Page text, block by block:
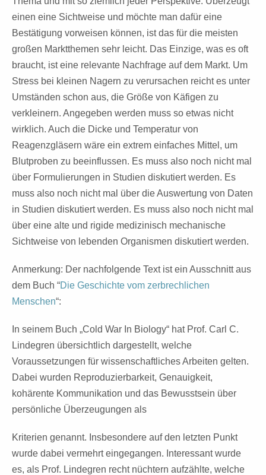
einen eine Sichtweise und möchte man dafür eine
Bestätigung vorweisen können, ist das für die meisten
großen Marktthemen sehr leicht. Das Einzige, was es oft
braucht, ist eine relevante Nachfrage auf dem Markt. Um
Stress bei kleinen Nagern zu verursachen reicht es unter
Umständen schon aus, die Größe von Käfigen zu
verkleinern. Angegeben werden muss so etwas nicht
wirklich. Auch die Dicke und Temperatur von
Reagenzgläsern wäre ein extrem einfaches Mittel, um
Blutproben zu beeinflussen. Es muss also noch nicht mal
über Formulierungen in Studien diskutiert werden. Es
muss also noch nicht mal über die Auswertung von Daten
in Studien diskutiert werden. Es muss also noch nicht mal
über eine alte und rigide medizinisch mechanische
Sichtweise von lebenden Organismen diskutiert werden.
Anmerkung: Der nachfolgende Text ist ein Ausschnitt aus
dem Buch “Die Geschichte vom zerbrechlichen
Menschen“:
In seinem Buch „Cold War In Biology“ hat Prof. Carl C.
Lindegren übersichtlich dargestellt, welche
Voraussetzungen für wissenschaftliches Arbeiten gelten.
Dabei wurden Reproduzierbarkeit, Genauigkeit,
kohärente Kommunikation und das Bewusstsein über
persönliche Überzeugungen als
Kriterien genannt. Insbesondere auf den letzten Punkt
wurde dabei vermehrt eingegangen. Interessant wurde
es, als Prof. Lindegren recht nüchtern aufzählte, welche